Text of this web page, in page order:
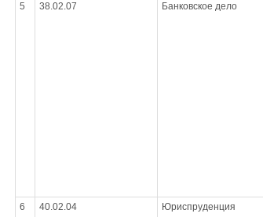
5 38.02.07 Банковское дело
6 40.02.04 Юриспруденция